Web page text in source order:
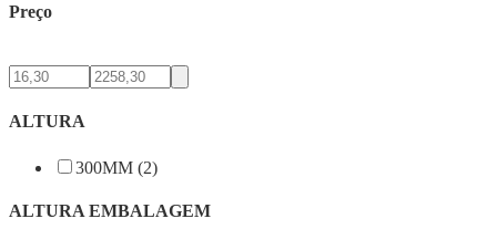
Preço
ALTURA
300MM (2)
ALTURA EMBALAGEM